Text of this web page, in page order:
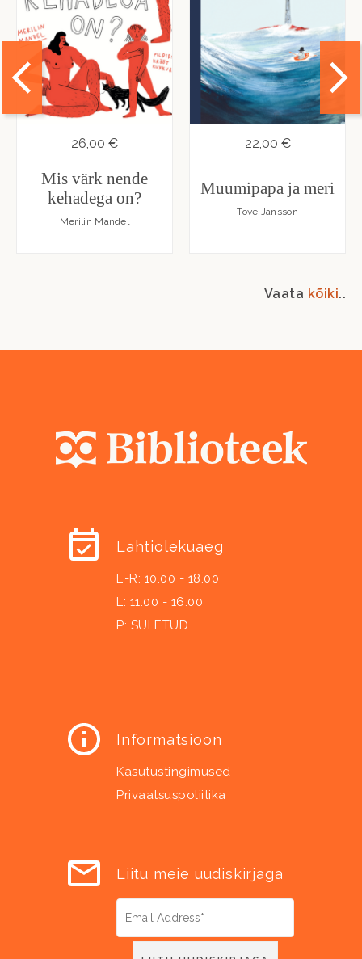
26,00 €
Mis värk nende
kehadega on?
Merilin Mandel
22,00 €
Muumipapa ja meri
Tove Jansson
Vaata kõiki..
Lahtiolekuaeg
E-R: 10.00 - 18.00
L: 11.00 - 16.00
P: SULETUD
Informatsioon
Kasutustingimused
Privaatsuspoliitika
Liitu meie uudiskirjaga